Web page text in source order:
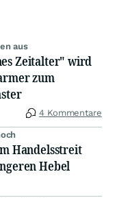
aus
Zeitalter" wird
zum
4 Kommentare
Handelsstreit
Hebel